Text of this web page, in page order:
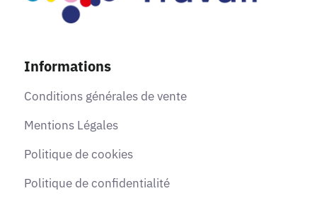
Informations
Conditions générales de vente
Mentions Légales
Politique de cookies
Politique de confidentialité